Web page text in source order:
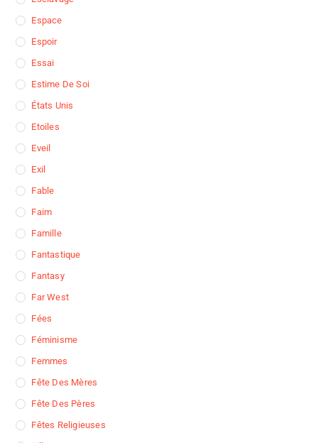
Espace
Espoir
Essai
Estime De Soi
États Unis
Etoiles
Eveil
Exil
Fable
Faim
Famille
Fantastique
Fantasy
Far West
Fées
Féminisme
Femmes
Fête Des Mères
Fête Des Pères
Fêtes Religieuses